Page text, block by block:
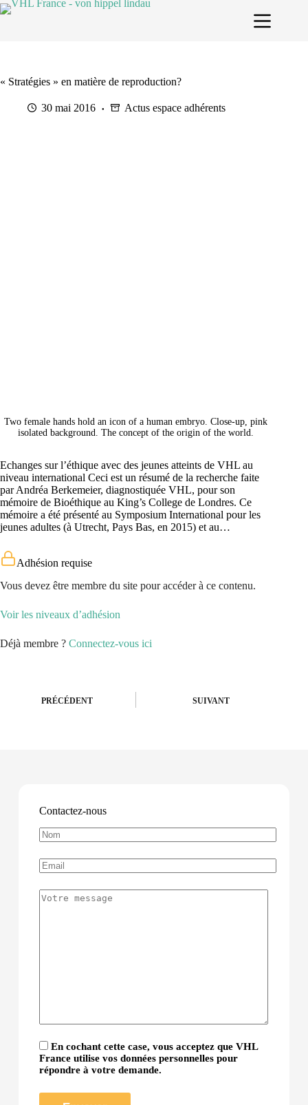
Passer
au
« Stratégies » en matière de reproduction?
30 mai 2016 Actus espace adhérents
Two female hands hold an icon of a human embryo. Close-up, pink
isolated background. The concept of the origin of the world.
Echanges sur l’éthique avec des jeunes atteints de VHL au
niveau international Ceci est un résumé de la recherche faite
par Andréa Berkemeier, diagnostiquée VHL, pour son
mémoire de Bioéthique au King’s College de Londres. Ce
mémoire a été présenté au Symposium International pour les
jeunes adultes (à Utrecht, Pays Bas, en 2015) et au…
Adhésion requise
Vous devez être membre du site pour accéder à ce contenu.
Voir les niveaux d’adhésion
Déjà membre ? Connectez-vous ici
PRÉCÉDENT SUIVANT
Contactez-nous
En cochant cette case, vous acceptez que VHL
France utilise vos données personnelles pour
répondre à votre demande.